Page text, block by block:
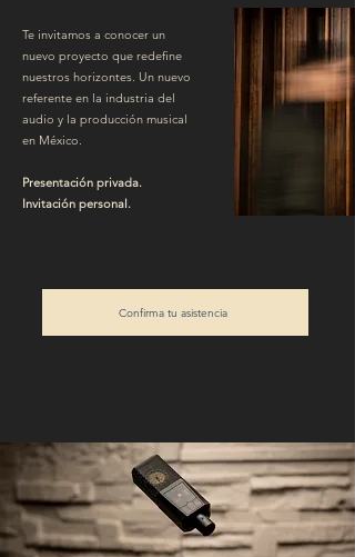
Te invitamos a conocer un
nuevo proyecto que redefine
nuestros horizontes. Un nuevo
referente en la industria del
audio y la producción musical
en México.
Presentación privada.
Invitación personal.
Confirma tu asistencia